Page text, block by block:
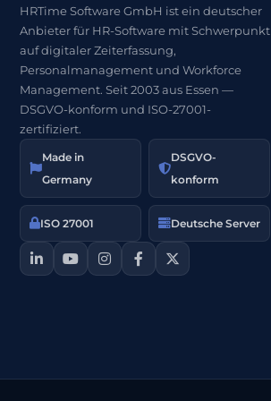
HRTime Software GmbH ist ein deutscher
Anbieter für HR-Software mit Schwerpunkt
auf digitaler Zeiterfassung,
Personalmanagement und Workforce
Management. Seit 2003 aus Essen —
DSGVO-konform und ISO-27001-
zertifiziert.
Made in
Germany
DSGVO-
konform
ISO 27001 Deutsche Server